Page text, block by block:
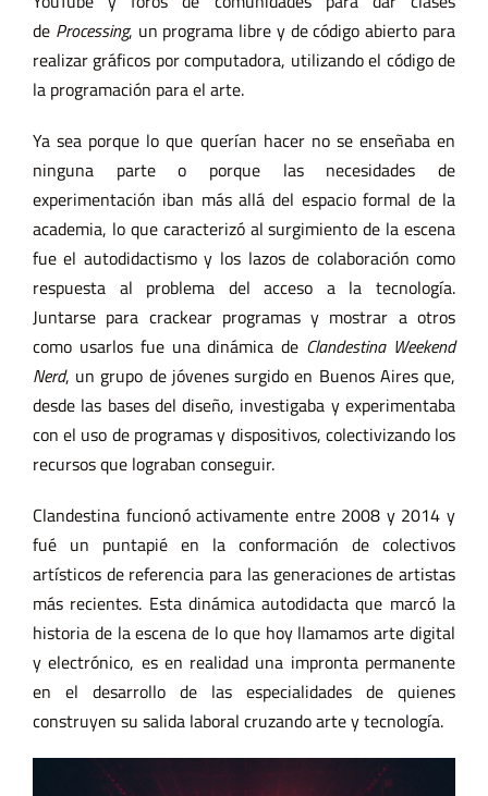
de Processing, un programa libre y de código abierto para
realizar gráficos por computadora, utilizando el código de
la programación para el arte.
Ya sea porque lo que querían hacer no se enseñaba en
ninguna parte o porque las necesidades de
experimentación iban más allá del espacio formal de la
academia, lo que caracterizó al surgimiento de la escena
fue el autodidactismo y los lazos de colaboración como
respuesta al problema del acceso a la tecnología.
Juntarse para crackear programas y mostrar a otros
como usarlos fue una dinámica de Clandestina Weekend
Nerd, un grupo de jóvenes surgido en Buenos Aires que,
desde las bases del diseño, investigaba y experimentaba
con el uso de programas y dispositivos, colectivizando los
recursos que lograban conseguir.
Clandestina funcionó activamente entre 2008 y 2014 y
fué un puntapié en la conformación de colectivos
artísticos de referencia para las generaciones de artistas
más recientes. Esta dinámica autodidacta que marcó la
historia de la escena de lo que hoy llamamos arte digital
y electrónico, es en realidad una impronta permanente
en el desarrollo de las especialidades de quienes
construyen su salida laboral cruzando arte y tecnología.